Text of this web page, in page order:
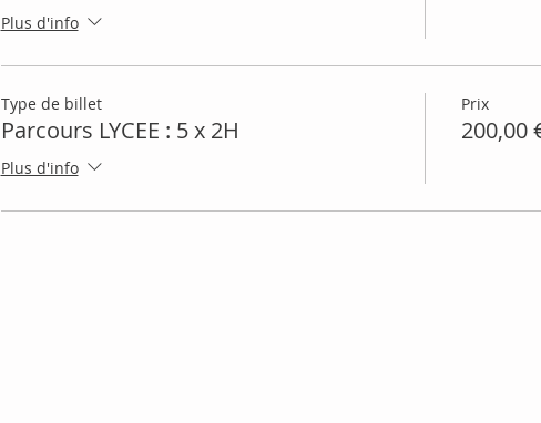
Plus d'info
Type de billet
Parcours LYCEE : 5 x 2H
Plus d'info
Prix
200,00